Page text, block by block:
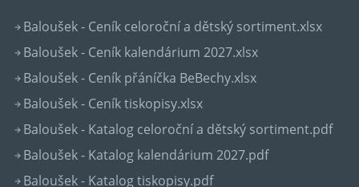
Baloušek - Ceník celoroční a dětský sortiment.xlsx
Baloušek - Ceník kalendárium 2027.xlsx
Baloušek - Ceník přáníčka BeBechy.xlsx
Baloušek - Ceník tiskopisy.xlsx
Baloušek - Katalog celoroční a dětský sortiment.pdf
Baloušek - Katalog kalendárium 2027.pdf
Baloušek - Katalog tiskopisy.pdf